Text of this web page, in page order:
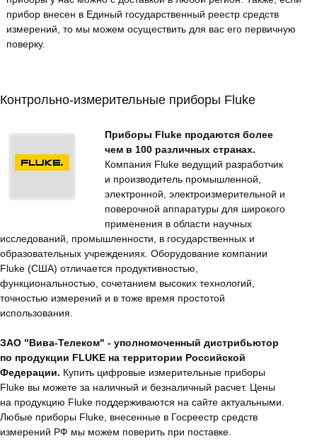
прибор внесен в Единый государственный реестр средств
измерений, то мы можем осуществить для вас его первичную
поверку.
Контрольно-измерительные приборы Fluke
Приборы Fluke продаются более
чем в 100 различных странах.
Компания Fluke ведущий разработчик
и производитель промышленной,
электронной, электроизмерительной и
поверочной аппаратуры для широкого
применения в области научных
исследований, промышленности, в государственных и
образовательных учреждениях. Оборудование компании
Fluke (США) отличается продуктивностью,
функциональностью, сочетанием высоких технологий,
точностью измерений и в тоже время простотой
использования.
ЗАО "Вива-Телеком" - уполномоченный дистрибьютор
по продукции FLUKE на территории Российской
Федерации. Купить цифровые измерительные приборы
Fluke вы можете за наличный и безналичный расчет. Цены
на продукцию Fluke поддерживаются на сайте актуальными.
Любые приборы Fluke, внесенные в Госреестр средств
измерений РФ мы можем поверить при поставке.